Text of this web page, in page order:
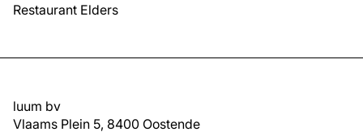
Restaurant Elders
luum bv
Vlaams Plein 5, 8400 Oostende